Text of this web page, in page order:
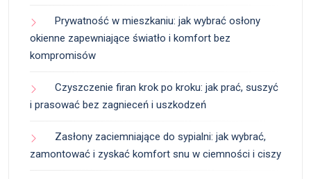
Prywatność w mieszkaniu: jak wybrać osłony
okienne zapewniające światło i komfort bez
kompromisów
Czyszczenie firan krok po kroku: jak prać, suszyć
i prasować bez zagnieceń i uszkodzeń
Zasłony zaciemniające do sypialni: jak wybrać,
zamontować i zyskać komfort snu w ciemności i ciszy